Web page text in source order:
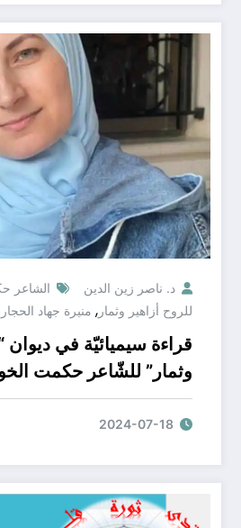
د. ناصر زين الدين الشاعر
للروح أزاهير وثمار , منيرة جهاد الحجار
قراءة سيميائيّة في ديوان
وثمار” للشّاعر حكمت
بقلم الأستاذة منيرة جهاد
2024-07-18